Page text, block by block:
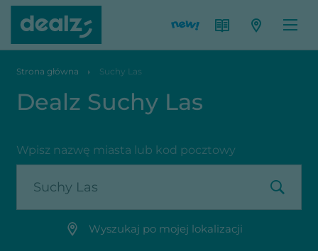
Strona główna Suchy Las
Dealz Suchy Las
Wpisz nazwę miasta lub kod pocztowy
Wyszukaj po mojej lokalizacji